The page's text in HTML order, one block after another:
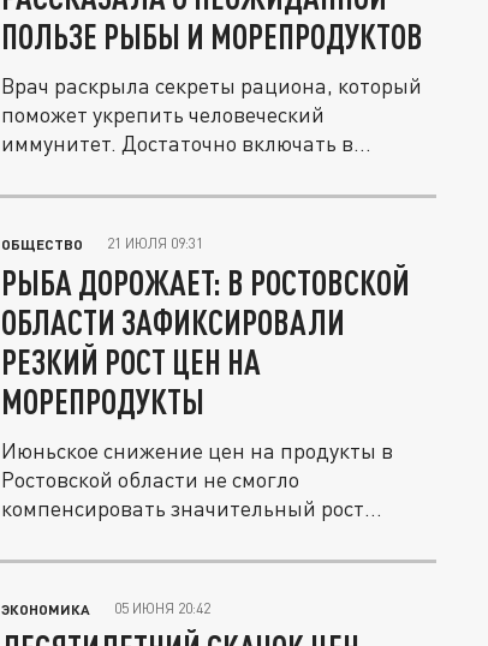
ПОЛЬЗЕ РЫБЫ И МОРЕПРОДУКТОВ
Врач раскрыла секреты рациона, который
поможет укрепить человеческий
иммунитет. Достаточно включать в
ОБЩЕСТВО 21 ИЮЛЯ 09:31
РЫБА ДОРОЖАЕТ: В РОСТОВСКОЙ
ОБЛАСТИ ЗАФИКСИРОВАЛИ
РЕЗКИЙ РОСТ ЦЕН НА
МОРЕПРОДУКТЫ
Июньское снижение цен на продукты в
Ростовской области не смогло
компенсировать значительный рост
ЭКОНОМИКА 05 ИЮНЯ 20:42